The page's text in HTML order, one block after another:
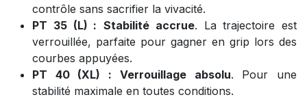
contrôle sans sacrifier la vivacité.
PT 35 (L) : Stabilité accrue. La trajectoire est
verrouillée, parfaite pour gagner en grip lors des
courbes appuyées.
PT 40 (XL) :
Verrouillage absolu. Pour une
stabilité maximale en toutes conditions.